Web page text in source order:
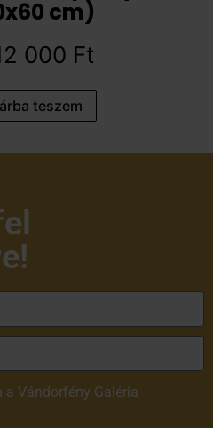
cm)
000 Ft
teszem
Vándorfény Galéria